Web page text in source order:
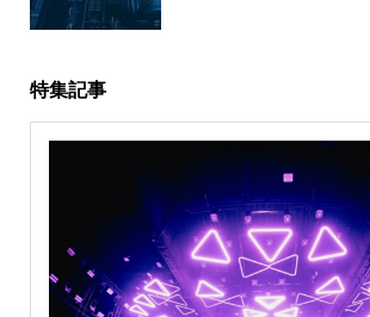
特集記事